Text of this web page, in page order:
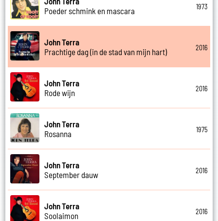
Poeder schmink en mascara
1973
John Terra
Prachtige dag (in de stad van mijn hart)
2016
John Terra
Rode wijn
2016
John Terra
Rosanna
1975
John Terra
September dauw
2016
John Terra
Soolaimon
2016